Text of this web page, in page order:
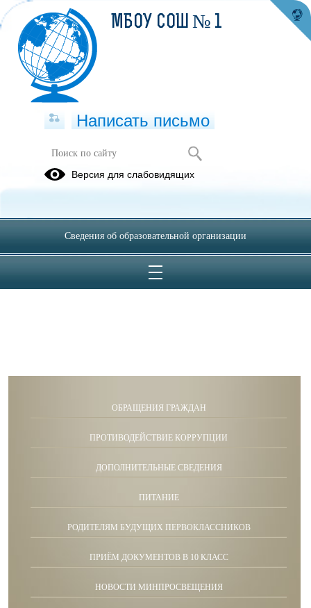
Документы
организации
ОБРАЩЕНИЯ ГРАЖДАН
ПРОТИВОДЕЙСТВИЕ КОРРУПЦИИ
ДОПОЛНИТЕЛЬНЫЕ СВЕДЕНИЯ
ПИТАНИЕ
РОДИТЕЛЯМ БУДУЩИХ ПЕРВОКЛАССНИКОВ
ПРИЁМ ДОКУМЕНТОВ В 10 КЛАСС
НОВОСТИ МИНПРОСВЕЩЕНИЯ
МБОУ СОШ № 1
Написать письмо
Версия для слабовидящих
Сведения об образовательной организации